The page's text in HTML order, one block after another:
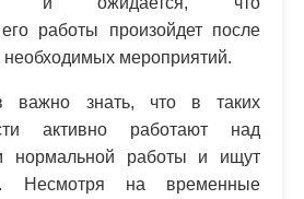
работы произойдет после
мероприятий.
важно знать, что в таких
активно работают над
нормальной работы и ищут
Несмотря на временные